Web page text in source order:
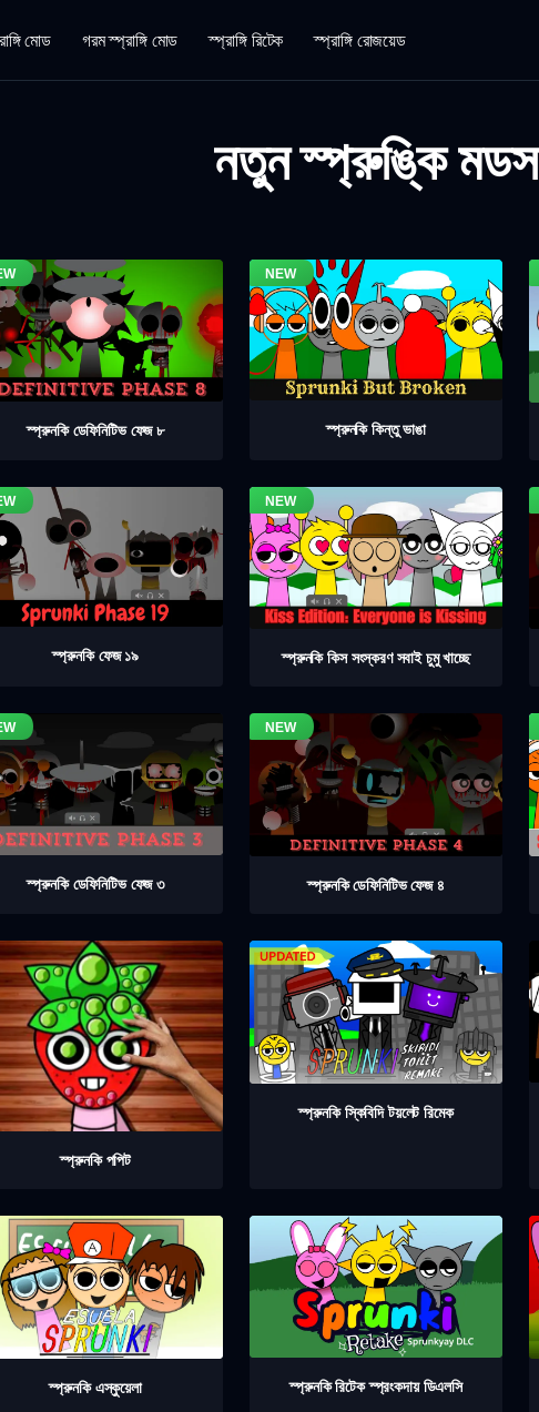
মোড গরম স্প্রাঙ্গি মোড স্প্রাঙ্গি রিটেক স্প্রাঙ্গি রোজয়েড
নতুন স্প্রুঙ্কি মডস
স্প্রুনকি ডেফিনিটিভ ফেজ ৮ স্প্রুনকি কিন্তু ভাঙা
স্প্রুনকি ফেজ ১৯ স্প্রুনকি কিস সংস্করণ সবাই চুমু খাচ্ছে
স্প্রুনকি ডেফিনিটিভ ফেজ ৩ স্প্রুনকি ডেফিনিটিভ ফেজ ৪
স্প্রুনকি পপিট
স্প্রুনকি স্কিবিদি টয়লেট রিমেক
স্প্রুনকি এস্কুয়েলা স্প্রুনকি রিটেক স্প্রংকদায় ডিএলসি